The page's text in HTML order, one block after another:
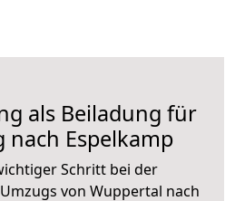
als Beiladung für
nach Espelkamp
Schritt bei der
von Wuppertal nach